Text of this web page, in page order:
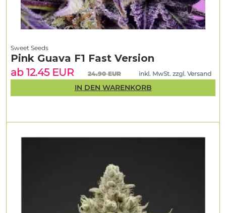
Sweet Seeds
Pink Guava F1 Fast Version
ab 12.45 EUR
24.90 EUR inkl. MwSt. zzgl. Versand
IN DEN WARENKORB